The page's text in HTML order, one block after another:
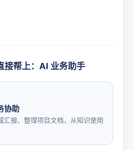
接帮上：AI 业务助手
协助
汇报、整理项目文档，从知识使用